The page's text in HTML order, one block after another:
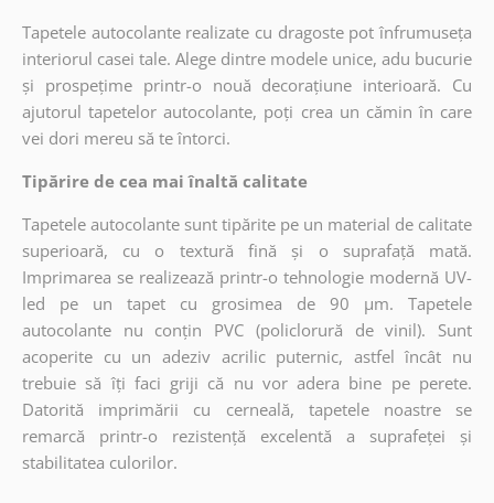
Tapetele autocolante realizate cu dragoste pot înfrumuseța
interiorul casei tale. Alege dintre modele unice, adu bucurie
și prospețime printr-o nouă decorațiune interioară. Cu
ajutorul tapetelor autocolante, poți crea un cămin în care
vei dori mereu să te întorci.
Tipărire de cea mai înaltă calitate
Tapetele autocolante sunt tipărite pe un material de calitate
superioară, cu o textură fină și o suprafață mată.
Imprimarea se realizează printr-o tehnologie modernă UV-
led pe un tapet cu grosimea de 90 µm. Tapetele
autocolante nu conțin PVC (policlorură de vinil). Sunt
acoperite cu un adeziv acrilic puternic, astfel încât nu
trebuie să îți faci griji că nu vor adera bine pe perete.
Datorită imprimării cu cerneală, tapetele noastre se
remarcă printr-o rezistență excelentă a suprafeței și
stabilitatea culorilor.